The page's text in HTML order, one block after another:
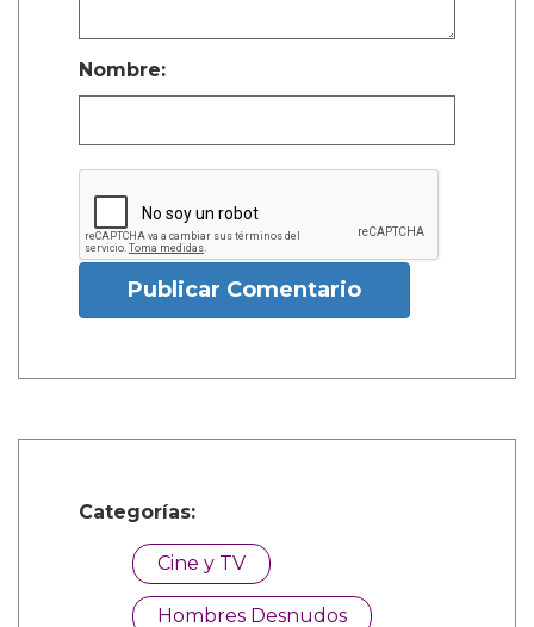
Nombre:
Publicar Comentario
Categorías:
Cine y TV
Hombres Desnudos